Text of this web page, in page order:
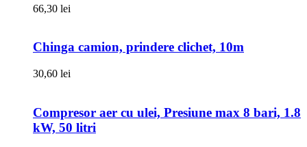
66,30 lei
Chinga camion, prindere clichet, 10m
30,60 lei
Compresor aer cu ulei, Presiune max 8 bari, 1.8
kW, 50 litri